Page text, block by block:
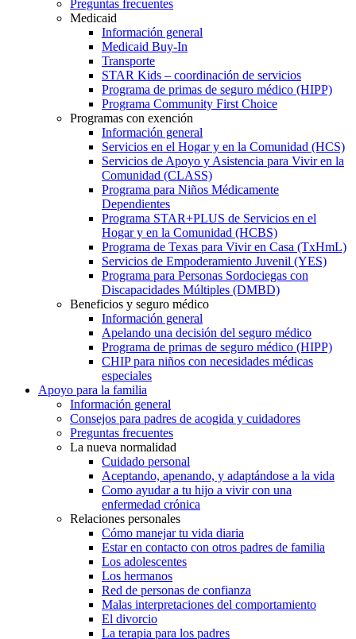
Preguntas frecuentes
Medicaid
Información general
Medicaid Buy-In
Transporte
STAR Kids – coordinación de servicios
Programa de primas de seguro médico (HIPP)
Programa Community First Choice
Programas con exención
Información general
Servicios en el Hogar y en la Comunidad (HCS)
Servicios de Apoyo y Asistencia para Vivir en la
Comunidad (CLASS)
Programa para Niños Médicamente
Dependientes
Programa STAR+PLUS de Servicios en el
Hogar y en la Comunidad (HCBS)
Programa de Texas para Vivir en Casa (TxHmL)
Servicios de Empoderamiento Juvenil (YES)
Programa para Personas Sordociegas con
Discapacidades Múltiples (DMBD)
Beneficios y seguro médico
Información general
Apelando una decisión del seguro médico
Programa de primas de seguro médico (HIPP)
CHIP para niños con necesidades médicas
especiales
Apoyo para la familia
Información general
Consejos para padres de acogida y cuidadores
Preguntas frecuentes
La nueva normalidad
Cuidado personal
Aceptando, apenando, y adaptándose a la vida
Como ayudar a tu hijo a vivir con una
enfermedad crónica
Relaciones personales
Cómo manejar tu vida diaria
Estar en contacto con otros padres de familia
Los adolescentes
Los hermanos
Red de personas de confianza
Malas interpretaciones del comportamiento
El divorcio
La terapia para los padres